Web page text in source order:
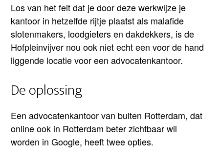
Los van het feit dat je door deze werkwijze je
kantoor in hetzelfde rijtje plaatst als malafide
slotenmakers, loodgieters en dakdekkers, is de
Hofpleinvijver nou ook niet echt een voor de hand
liggende locatie voor een advocatenkantoor.
De oplossing
Een advocatenkantoor van buiten Rotterdam, dat
online ook in Rotterdam beter zichtbaar wil
worden in Google, heeft twee opties.